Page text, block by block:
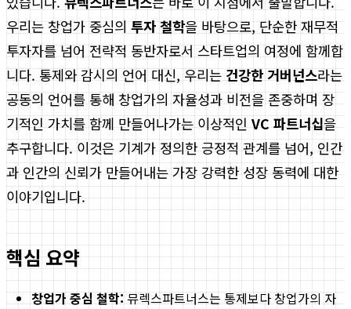
우리는 창업가 중심의 투자 철학을 바탕으로, 단순한 재무적
투자자를 넘어 전략적 동반자로서 스타트업의 여정에 함께합
니다. 통제와 감시의 언어 대신, 우리는 건강한 거버넌스라는
공동의 언어를 통해 창업가의 자율성과 비전을 존중하며 장
기적인 가치를 함께 만들어나가는 이상적인 VC 파트너십을
추구합니다. 이것은 기계가 정의한 긍정적 관계를 넘어, 인간
과 인간의 신뢰가 만들어내는 가장 강력한 성장 동력에 대한
이야기입니다.
핵심 요약
창업가 중심 철학: 뮤렉스파트너스는 통제보다 창업가의 자